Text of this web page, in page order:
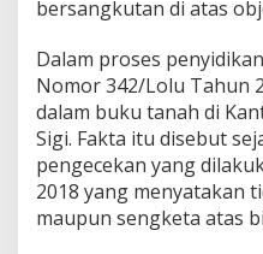
bersangkutan di atas
Dalam proses
Nomor 342/Lolu Tahun
dalam buku tanah di
Sigi. Fakta itu disebut
pengecekan yang
2018 yang menyatakan
maupun sengketa atas